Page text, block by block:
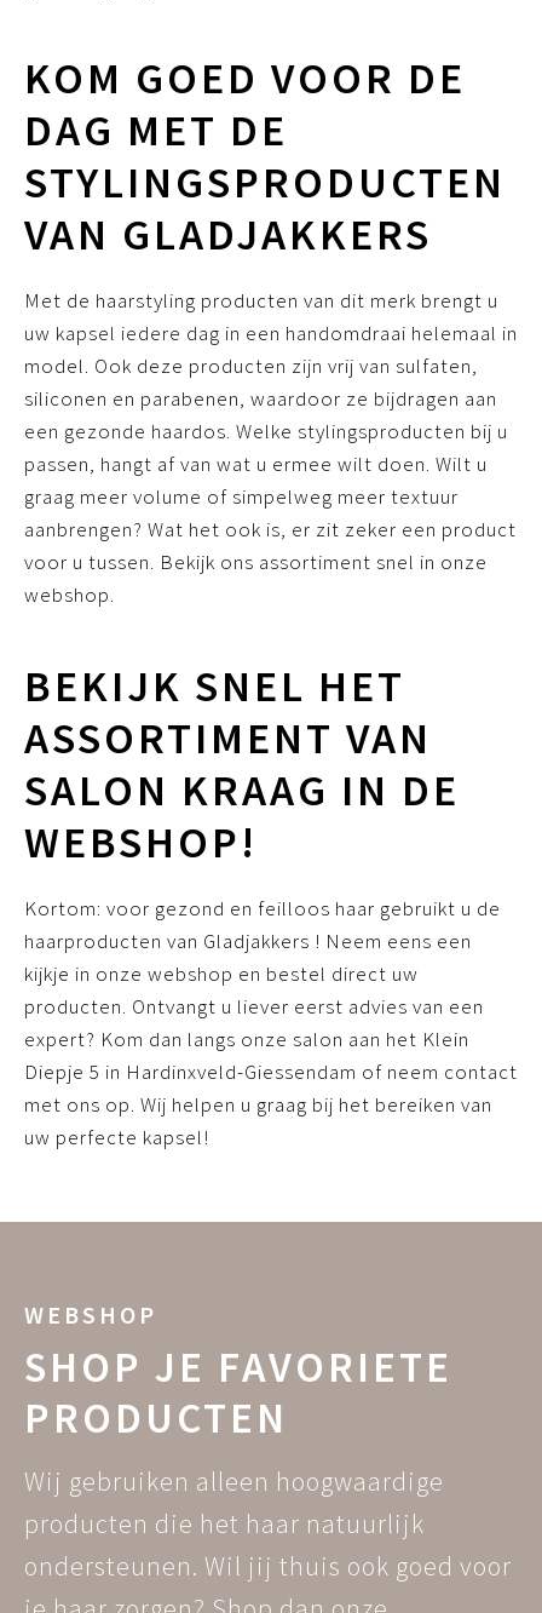
KOM GOED VOOR DE
DAG MET DE
STYLINGSPRODUCTEN
VAN GLADJAKKERS
Met de haarstyling producten van dit merk brengt u
uw kapsel iedere dag in een handomdraai helemaal in
model. Ook deze producten zijn vrij van sulfaten,
siliconen en parabenen, waardoor ze bijdragen aan
een gezonde haardos. Welke stylingsproducten bij u
passen, hangt af van wat u ermee wilt doen. Wilt u
graag meer volume of simpelweg meer textuur
aanbrengen? Wat het ook is, er zit zeker een product
voor u tussen. Bekijk ons assortiment snel in onze
webshop.
BEKIJK SNEL HET
ASSORTIMENT VAN
SALON KRAAG IN DE
WEBSHOP!
Kortom: voor gezond en feilloos haar gebruikt u de
haarproducten van Gladjakkers ! Neem eens een
kijkje in onze webshop en bestel direct uw
producten. Ontvangt u liever eerst advies van een
expert? Kom dan langs onze salon aan het Klein
Diepje 5 in Hardinxveld-Giessendam of neem contact
met ons op. Wij helpen u graag bij het bereiken van
uw perfecte kapsel!
WEBSHOP
SHOP JE FAVORIETE
PRODUCTEN
Wij gebruiken alleen hoogwaardige
producten die het haar natuurlijk
ondersteunen. Wil jij thuis ook goed voor